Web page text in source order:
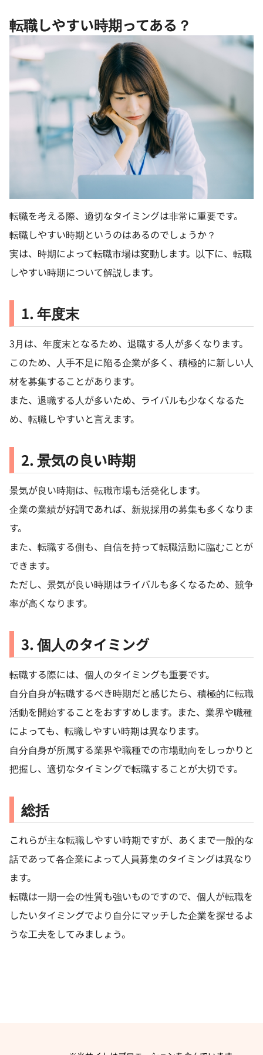
転職しやすい時期ってある？
転職を考える際、適切なタイミングは非常に重要です。
転職しやすい時期というのはあるのでしょうか？
実は、時期によって転職市場は変動します。以下に、転職
しやすい時期について解説します。
1. 年度末
3月は、年度末となるため、退職する人が多くなります。
このため、人手不足に陥る企業が多く、積極的に新しい人
材を募集することがあります。
また、退職する人が多いため、ライバルも少なくなるた
め、転職しやすいと言えます。
2. 景気の良い時期
景気が良い時期は、転職市場も活発化します。
企業の業績が好調であれば、新規採用の募集も多くなりま
す。
また、転職する側も、自信を持って転職活動に臨むことが
できます。
ただし、景気が良い時期はライバルも多くなるため、競争
率が高くなります。
3. 個人のタイミング
転職する際には、個人のタイミングも重要です。
自分自身が転職するべき時期だと感じたら、積極的に転職
活動を開始することをおすすめします。また、業界や職種
によっても、転職しやすい時期は異なります。
自分自身が所属する業界や職種での市場動向をしっかりと
把握し、適切なタイミングで転職することが大切です。
総括
これらが主な転職しやすい時期ですが、あくまで一般的な
話であって各企業によって人員募集のタイミングは異なり
ます。
転職は一期一会の性質も強いものですので、個人が転職を
したいタイミングでより自分にマッチした企業を探せるよ
うな工夫をしてみましょう。